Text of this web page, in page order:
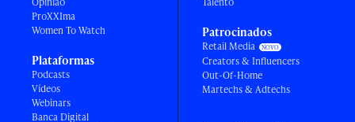
ProXXIma
Women To Watch
Plataformas
Podcasts
Vídeos
Webinars
Banca Digital
Patrocinados
Retail Media
Creators & Influencers
Out-Of-Home
Martechs & Adtechs